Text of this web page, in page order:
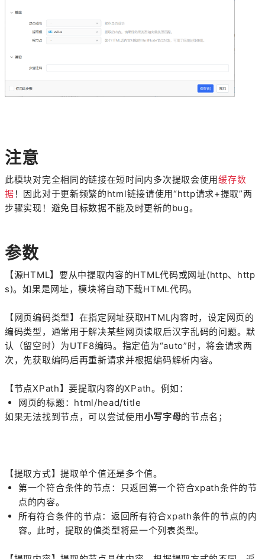
注意
此模块对完全相同的链接在短时间内多次提取会使用缓存数
据 ！因此对于更新频繁的html链接请使用“http请求+提取”两
步骤实现！避免目标数据不能及时更新的bug。
参数
【源HTML】要从中提取内容的HTML代码或网址(http、http
s)。如果是网址，模块将自动下载HTML代码。
【网页编码类型】在指定网址获取HTML内容时，设定网页的
编码类型，通常用于解决某些网页读取后汉字乱码的问题。默
认（留空时）为UTF8编码。指定值为“auto”时，将会请求两
次，先获取编码后再重新请求并根据编码解析内容。
【节点XPath】要提取内容的XPath。例如：
网页的标题：html/head/title
如果无法找到节点，可以尝试使用小写字母的节点名；
【提取方式】提取单个值还是多个值。
第一个符合条件的节点：只返回第一个符合xpath条件的节
点的内容。
所有符合条件的节点：返回所有符合xpath条件的节点的内
容。此时，提取的值类型将是一个列表类型。